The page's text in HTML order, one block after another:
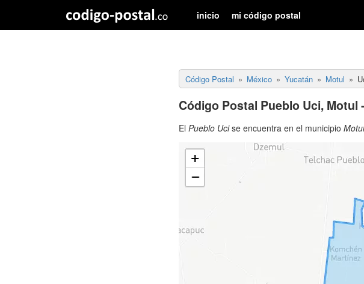
inicio mi código postal
Código Postal México Yucatán Motul
Código Postal Pueblo Uci, Motul
El Pueblo Ucise encuentra en el municipio Motul